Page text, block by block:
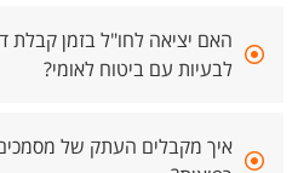
האם יציאה לחו"ל בזמן קבלת
לבעיות עם ביטוח לאומי?
איך מקבלים העתק של מסמכים